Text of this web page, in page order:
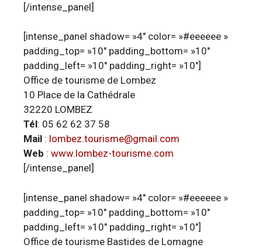
[/intense_panel]
[intense_panel shadow= »4″ color= »#eeeeee »
padding_top= »10″ padding_bottom= »10″
padding_left= »10″ padding_right= »10″]
Office de tourisme de Lombez
10 Place de la Cathédrale
32220 LOMBEZ
Tél: 05 62 62 37 58
Mail : lombez.tourisme@gmail.com
Web : www.lombez-tourisme.com
[/intense_panel]
[intense_panel shadow= »4″ color= »#eeeeee »
padding_top= »10″ padding_bottom= »10″
padding_left= »10″ padding_right= »10″]
Office de tourisme Bastides de Lomagne